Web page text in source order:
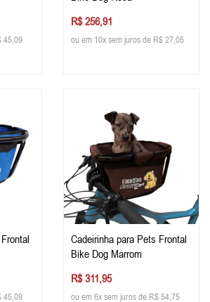
45,09
R$ 256,91
ou em 10x sem juros de R$ 27,05
45,09
Cadeirinha para Pets Frontal
Bike Dog Marrom
R$ 311,95
ou em 6x sem juros de R$ 54,75